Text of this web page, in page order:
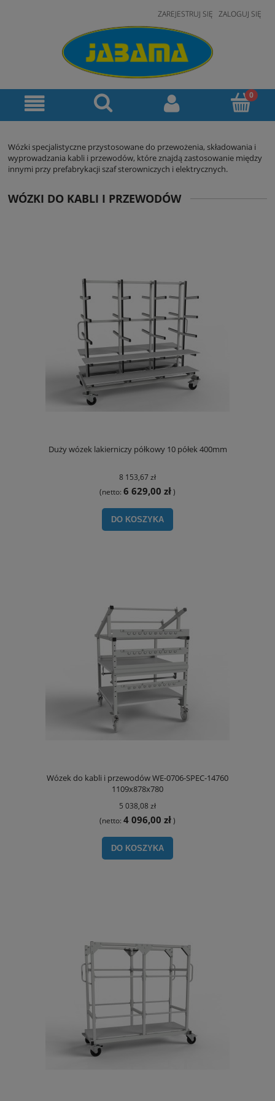
ZAREJESTRUJ SIĘ ZALOGUJ SIĘ
Wózki specjalistyczne przystosowane do przewożenia, składowania i
wyprowadzania kabli i przewodów, które znajdą zastosowanie między
innymi przy prefabrykacji szaf sterowniczych i elektrycznych.
WÓZKI DO KABLI I PRZEWODÓW
Duży wózek lakierniczy półkowy 10 półek 400mm
8 153,67 zł
(netto: 6 629,00 zł)
DO KOSZYKA
Wózek do kabli i przewodów WE-0706-SPEC-14760
1109x878x780
5 038,08 zł
(netto: 4 096,00 zł)
DO KOSZYKA